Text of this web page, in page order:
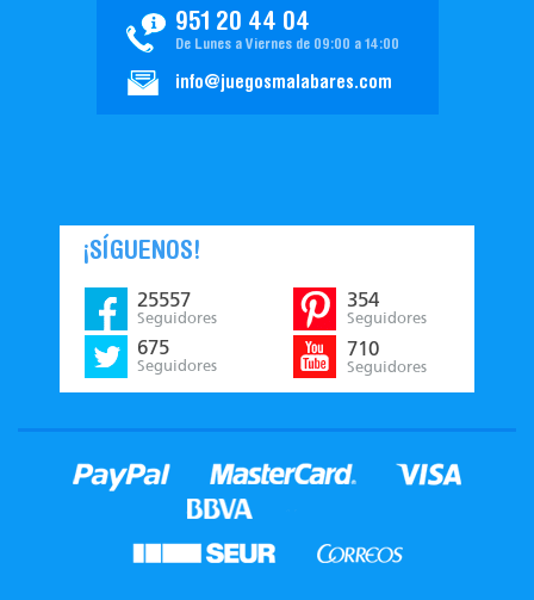
951 20 44 04
De Lunes a Viernes de 09:00 a 14:00
info@juegosmalabares.com
¡SÍGUENOS!
25557
Seguidores
675
Seguidores
354
Seguidores
710
Seguidores